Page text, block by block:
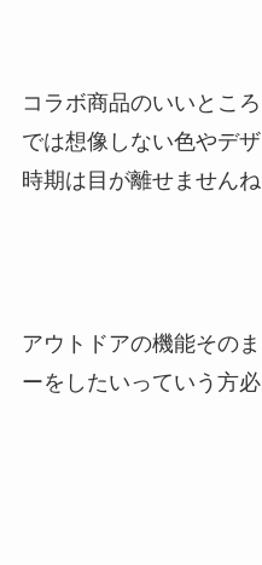
コラボ商品のいいとこ
では想像しない色やデ
時期は目が離せませんね
アウトドアの機能その
ーをしたいっていう方必